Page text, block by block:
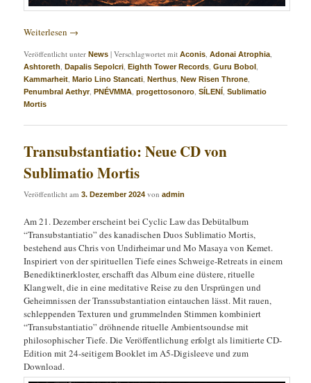
Weiterlesen →
Veröffentlicht unter News |Verschlagwortet mit Aconis,Adonai Atrophia,
Ashtoreth,Dapalis Sepolcri,Eighth Tower Records,Guru Bobol ,
Kammarheit,Mario Lino Stancati,Nerthus,New Risen Throne,
Penumbral Aethyr,PNÉVMMA,progettosonoro,SÍLENÍ ,Sublimatio
Mortis
Transubstantiatio: Neue CD von
Sublimatio Mortis
Veröffentlicht am3. Dezember 2024 vonadmin
Am 21. Dezember erscheint bei Cyclic Law das Debütalbum
“Transubstantiatio” des kanadischen Duos Sublimatio Mortis,
bestehend aus Chris von Undirheimar und Mo Masaya von Kemet.
Inspiriert von der spirituellen Tiefe eines Schweige-Retreats in einem
Benediktinerkloster, erschafft das Album eine düstere, rituelle
Klangwelt, die in eine meditative Reise zu den Ursprüngen und
Geheimnissen der Transsubstantiation eintauchen lässt. Mit rauen,
schleppenden Texturen und grummelnden Stimmen kombiniert
“Transubstantiatio” dröhnende rituelle Ambientsoundse mit
philosophischer Tiefe. Die Veröffentlichung erfolgt als limitierte CD-
Edition mit 24-seitigem Booklet im A5-Digisleeve und zum
Download.